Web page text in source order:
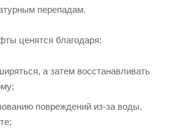
перепадам.
ценятся благодаря:
а затем восстанавливать
повреждений из-за воды,